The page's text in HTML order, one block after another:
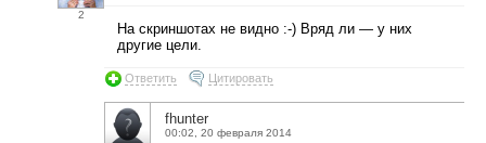
2
На скриншотах не видно :-) Вряд ли — у них
другие цели.
Ответить Цитировать
fhunter
00:02, 20 февраля 2014